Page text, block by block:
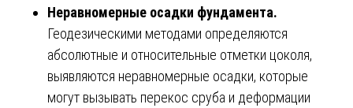
Неравномерные осадки фундамента.
Геодезическими методами определяются
абсолютные и относительные отметки цоколя,
выявляются неравномерные осадки, которые
могут вызывать перекос сруба и деформации